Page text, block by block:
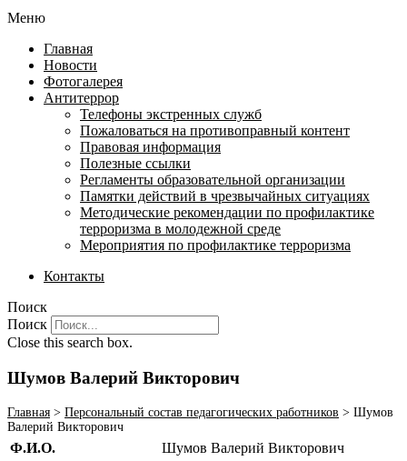
Меню
Главная
Новости
Фотогалерея
Антитеррор
Телефоны экстренных служб
Пожаловаться на противоправный контент
Правовая информация
Полезные ссылки
Регламенты образовательной организации
Памятки действий в чрезвычайных ситуациях
Методические рекомендации по профилактике
терроризма в молодежной среде
Мероприятия по профилактике терроризма
Контакты
Поиск
Поиск
Close this search box.
Шумов Валерий Викторович
Главная > Персональный состав педагогических работников > Шумов
Валерий Викторович
Ф.И.О.
Шумов Валерий Викторович